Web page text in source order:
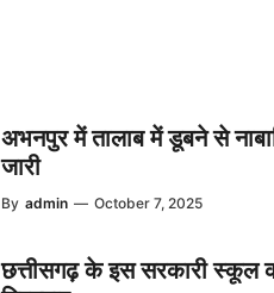
अभनपुर में तालाब में डूबने से
जारी
By admin — October 7, 2025
छत्तीसगढ़ के इस सरकारी स्कूल